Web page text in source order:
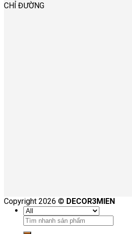
CHỈ ĐƯỜNG
Copyright 2026 © DECOR3MIEN
Tìm
kiếm: